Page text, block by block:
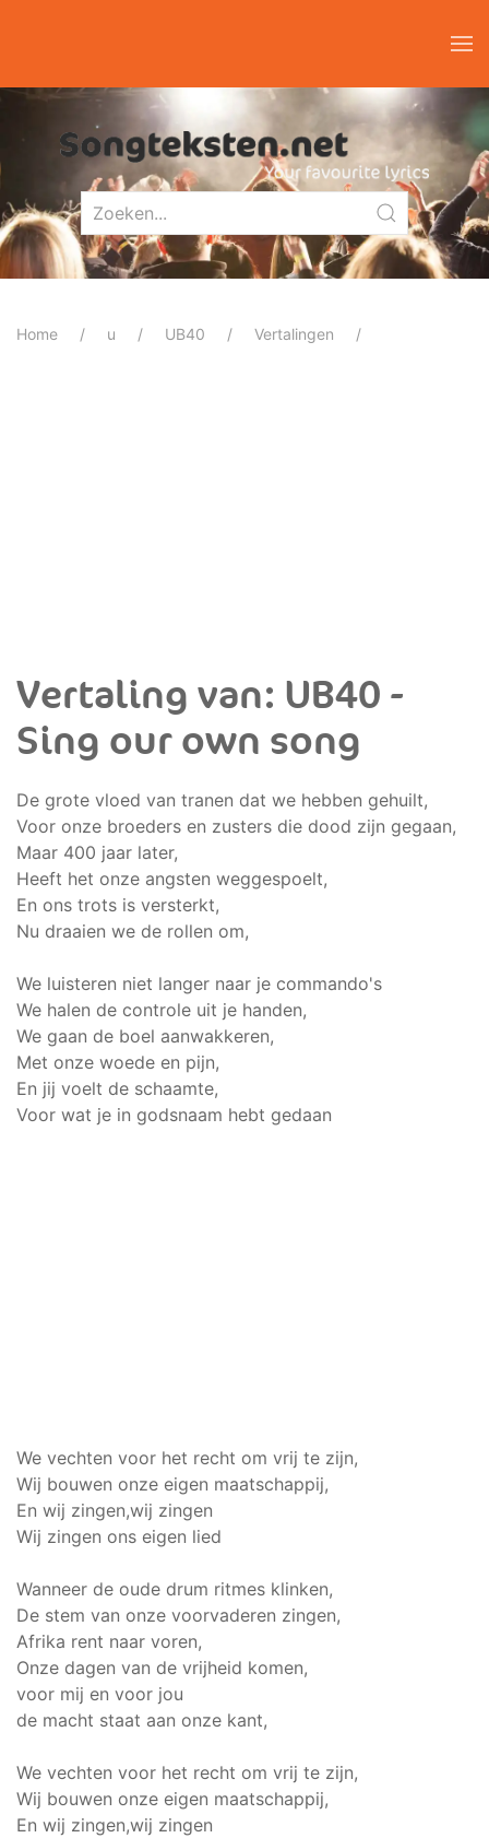
Home u UB40 Vertalingen
Vertaling van: UB40 -
Sing our own song
De grote vloed van tranen dat we hebben gehuilt,
Voor onze broeders en zusters die dood zijn gegaan,
Maar 400 jaar later,
Heeft het onze angsten weggespoelt,
En ons trots is versterkt,
Nu draaien we de rollen om,
We luisteren niet langer naar je commando's
We halen de controle uit je handen,
We gaan de boel aanwakkeren,
Met onze woede en pijn,
En jij voelt de schaamte,
Voor wat je in godsnaam hebt gedaan
We vechten voor het recht om vrij te zijn,
Wij bouwen onze eigen maatschappij,
En wij zingen,wij zingen
Wij zingen ons eigen lied
Wanneer de oude drum ritmes klinken,
De stem van onze voorvaderen zingen,
Afrika rent naar voren,
Onze dagen van de vrijheid komen,
voor mij en voor jou
de macht staat aan onze kant,
We vechten voor het recht om vrij te zijn,
Wij bouwen onze eigen maatschappij,
En wij zingen,wij zingen